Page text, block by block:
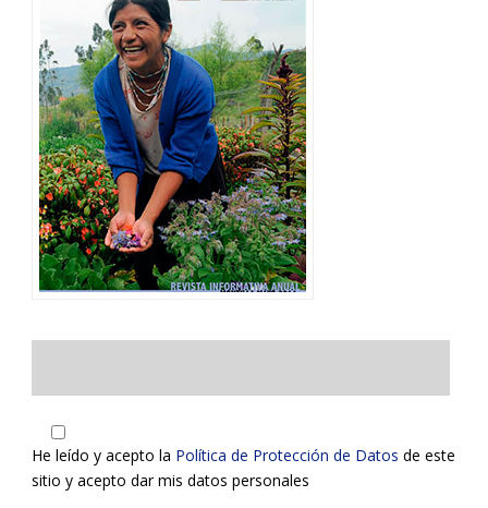
He leído y acepto la Política de Protección de Datos de este
sitio y acepto dar mis datos personales